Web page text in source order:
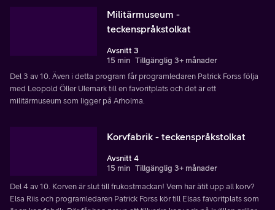
Militärmuseum -
teckenspråkstolkat
Avsnitt 3
15 min Tillgänglig 3+ månader
Del 3 av 10. Även i detta program får programledaren Patrick Forss följa
med Leopold Öller Ulemark till en favoritplats och det är ett
militärmuseum som ligger på Arholma.
Korvfabrik - teckenspråkstolkat
Avsnitt 4
15 min Tillgänglig 3+ månader
Del 4 av 10. Korven är slut till frukostmackan! Vem har ätit upp all korv?
Elsa Riis och programledaren Patrick Forss kör till Elsas favoritplats som